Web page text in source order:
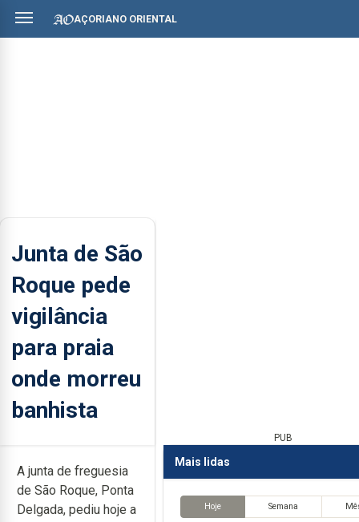
AÇORIANO ORIENTAL
Junta de São
Roque pede
vigilância
para praia
onde morreu
banhista
A junta de freguesia
de São Roque, Ponta
Delgada, pediu hoje a
PUB
Mais lidas
Hoje Semana